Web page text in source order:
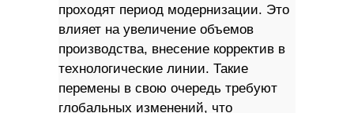
проходят период модернизации. Это
влияет на увеличение объемов
производства, внесение корректив в
технологические линии. Такие
перемены в свою очередь требуют
глобальных изменений, что